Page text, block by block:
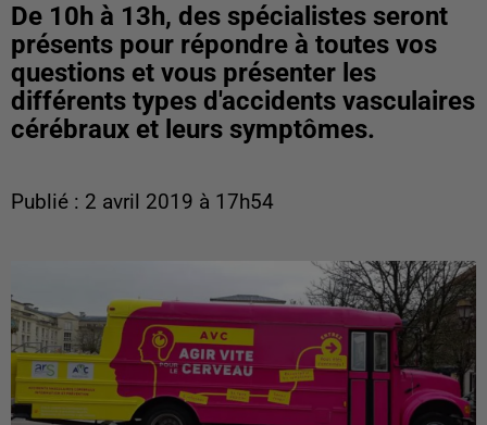
De 10h à 13h, des spécialistes seront
présents pour répondre à toutes vos
questions et vous présenter les
différents types d'accidents vasculaires
cérébraux et leurs symptômes.
Publié : 2 avril 2019 à 17h54